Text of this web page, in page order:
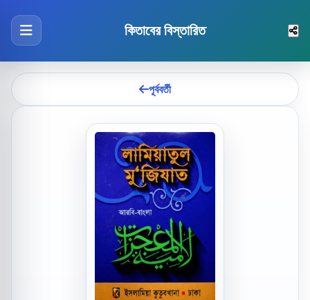
কিতাবের বিস্তারিত
পূর্ববর্তী